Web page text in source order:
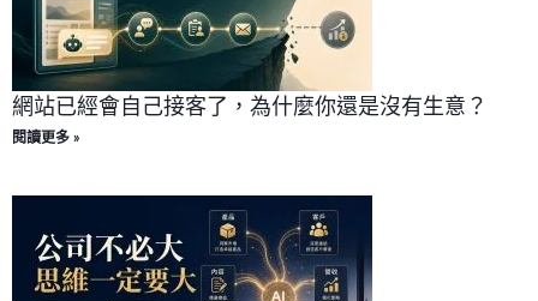
網站已經會自己接客了，為什麼你還是沒有生意？
閱讀更多 »